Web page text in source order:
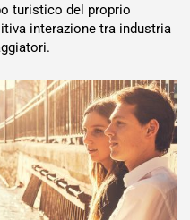
turistico del proprio
interazione tra industria